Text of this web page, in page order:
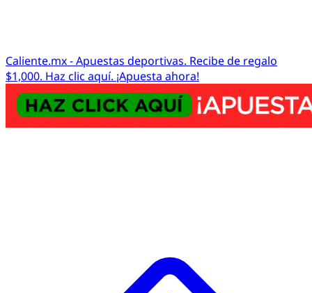
Caliente.mx - Apuestas deportivas. Recibe de regalo
$1,000. Haz clic aquí. ¡Apuesta ahora!